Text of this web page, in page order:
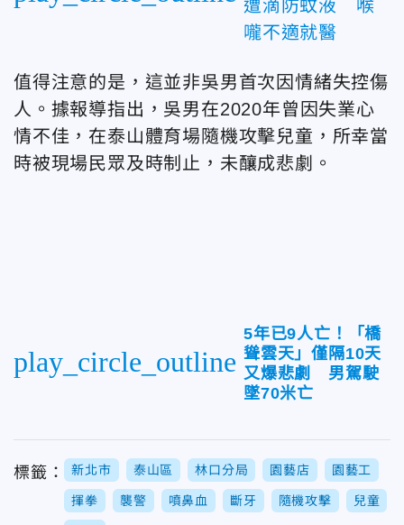
遭滴防蚊液 喉
嚨不適就醫
值得注意的是，這並非吳男首次因情緒失控傷
人。據報導指出，吳男在2020年曾因失業心
情不佳，在泰山體育場隨機攻擊兒童，所幸當
時被現場民眾及時制止，未釀成悲劇。
play_circle_outline
5年已9人亡！「橋
聳雲天」僅隔10天
又爆悲劇 男駕駛
墜70米亡
標籤： 新北市 泰山區 林口分局 園藝店 園藝工
揮拳 襲警 噴鼻血 斷牙 隨機攻擊 兒童